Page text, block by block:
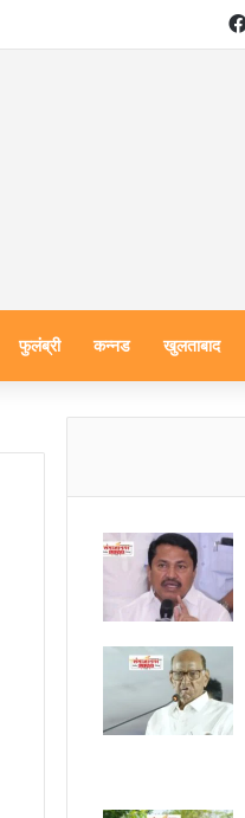
फुलंब्री कन्नड खुलताबाद